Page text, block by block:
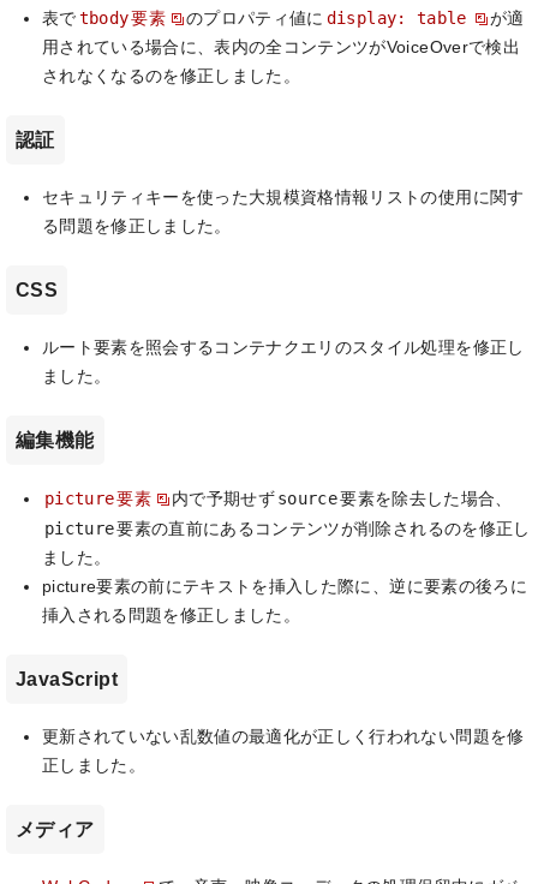
表で tbody要素 のプロパティ値に display: table
が適
用されている場合に、表内の全コンテンツがVoiceOverで検出
されなくなるのを修正しました。
認証
セキュリティキーを使った大規模資格情報リストの使用に関す
る問題を修正しました。
CSS
ルート要素を照会するコンテナクエリのスタイル処理を修正し
ました。
編集機能
picture要素 内で予期せず source要素を除去した場合、
picture要素の直前にあるコンテンツが削除されるのを修正し
ました。
picture要素の前にテキストを挿入した際に、逆に要素の後ろに
挿入される問題を修正しました。
JavaScript
更新されていない乱数値の最適化が正しく行われない問題を修
正しました。
メディア